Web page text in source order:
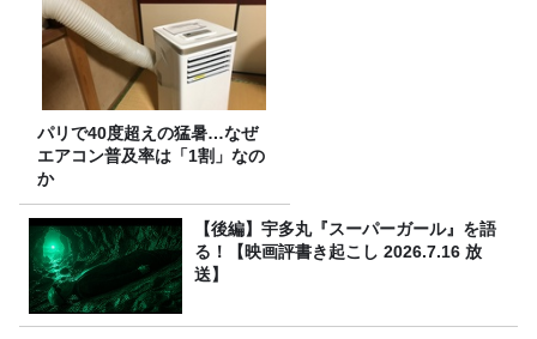
パリで40度超えの猛暑…なぜ
エアコン普及率は「1割」なの
か
【後編】宇多丸『スーパーガール』を語
る！【映画評書き起こし 2026.7.16 放
送】